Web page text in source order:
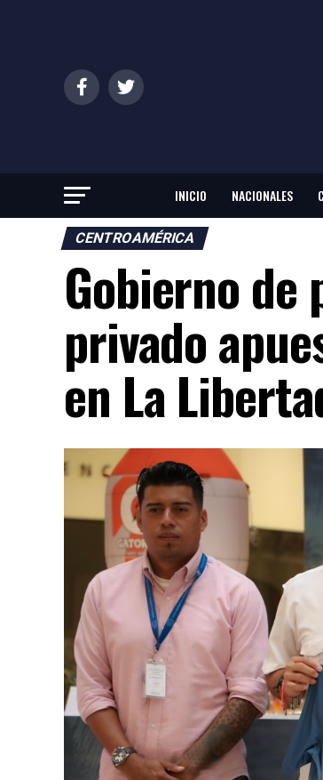
INICIO NACIONALES
CENTROAMÉRICA
Gobierno
privado
en La